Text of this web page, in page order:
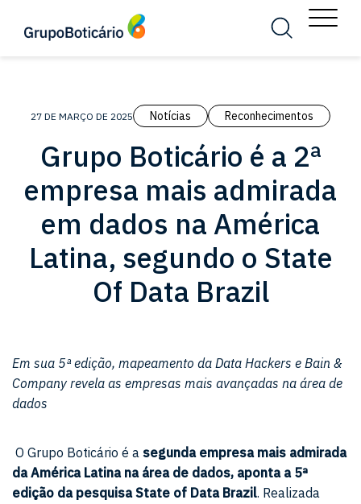
Busca Menu
27 DE MARÇO DE 2025 Notícias Reconhecimentos
Grupo Boticário é a 2ª
empresa mais admirada
em dados na América
Latina, segundo o State
Of Data Brazil
Em sua 5ª edição, mapeamento da Data Hackers e Bain &
Company revela as empresas mais avançadas na área de
dados
O Grupo Boticário é a segunda empresa mais admirada
da América Latina na área de dados, aponta a 5ª
edição da pesquisa State of Data Brazil. Realizada